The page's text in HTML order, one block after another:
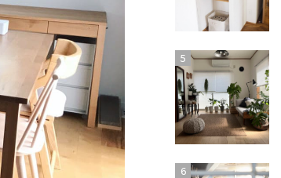
5
6